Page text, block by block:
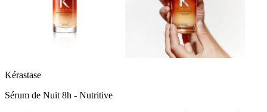
Kérastase
Sérum de Nuit 8h - Nutritive